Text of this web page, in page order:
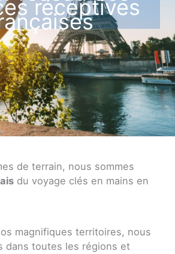
réceptives
de terrain, nous sommes
du voyage clés en mains en
magnifiques territoires, nous
dans toutes les régions et